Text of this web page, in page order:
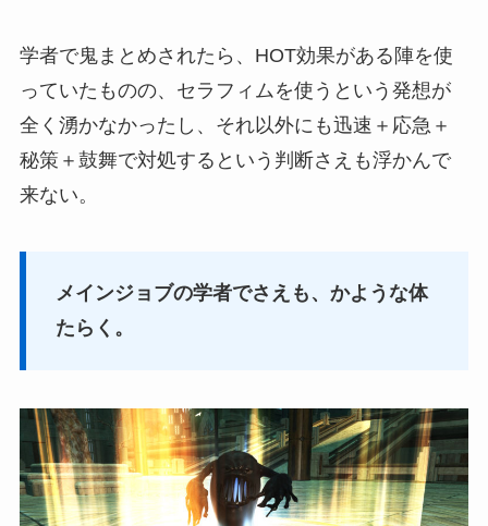
学者で鬼まとめされたら、HOT効果がある陣を使
っていたものの、セラフィムを使うという発想が
全く湧かなかったし、それ以外にも迅速＋応急＋
秘策＋鼓舞で対処するという判断さえも浮かんで
来ない。
メインジョブの学者でさえも、かような体
たらく。